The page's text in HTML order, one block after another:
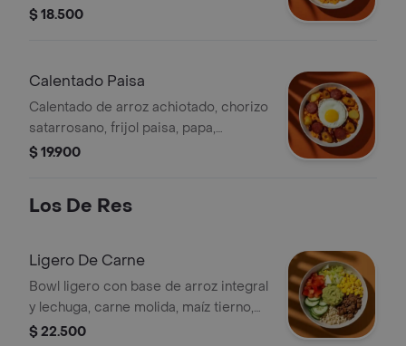
papa, guacamole y cilantro (todo
$ 18.500
Calentado Paisa
Calentado de arroz achiotado, chorizo
satarrosano, frijol paisa, papa,
maduritos, huevo frito y hogao (todo
$ 19.900
Los De Res
Ligero De Carne
Bowl ligero con base de arroz integral
y lechuga, carne molida, maíz tierno,
pepino, tomate, guacamole y cilantro.
$ 22.500